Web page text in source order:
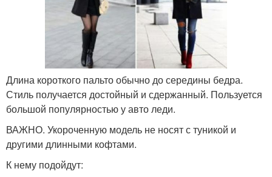
Длина короткого пальто обычно до середины бедра.
Стиль получается достойный и сдержанный. Пользуется
большой популярностью у авто леди.
ВАЖНО. Укороченную модель не носят с туникой и
другими длинными кофтами.
К нему подойдут: